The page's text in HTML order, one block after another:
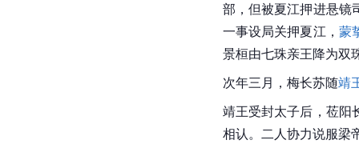
部，但被夏江押进悬镜
一事设局关押夏江， 蒙
景桓由七珠亲王降为双
次年三月，梅长苏随靖
靖王受封太子后，莅阳
相认。二人协力说服梁